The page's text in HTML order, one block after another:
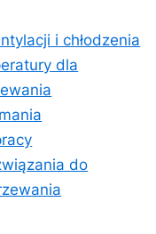
i chłodzenia
dla
do